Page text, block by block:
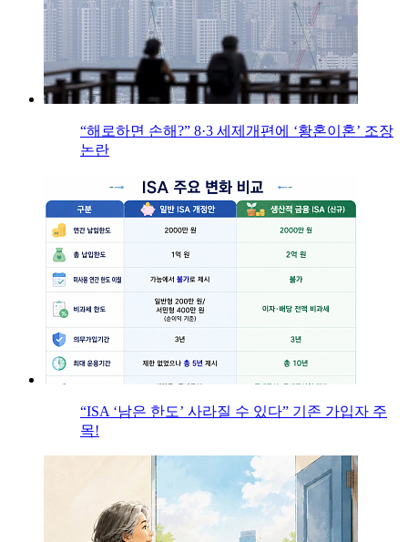
“해로하면 손해?” 8·3 세제개편에 ‘황혼이혼’ 조장
논란
“ISA ‘남은 한도’ 사라질 수 있다” 기존 가입자 주
목!